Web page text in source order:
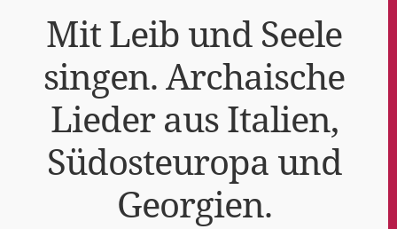
Mit Leib und See­le
sin­gen. Archai­sche
Lie­der aus Ita­li­en,
Süd­ost­eu­ro­pa und
Georgien.